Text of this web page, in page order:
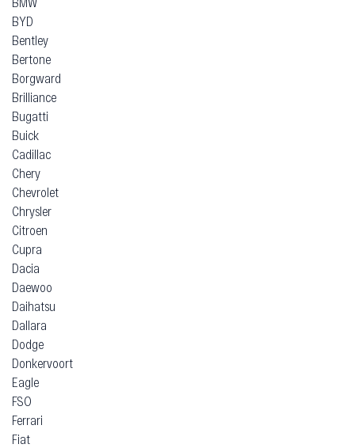
BYD
Bentley
Bertone
Borgward
Brilliance
Bugatti
Buick
Cadillac
Chery
Chevrolet
Chrysler
Citroen
Cupra
Dacia
Daewoo
Daihatsu
Dallara
Dodge
Donkervoort
Eagle
FSO
Ferrari
Fiat